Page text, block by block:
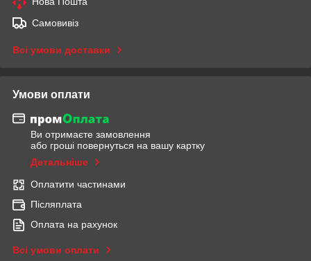
Самовивіз
Всі умови доставки
Умови оплати
Ви отримаєте замовлення
або гроші повернуться на вашу картку
Детальніше
Оплатити частинами
Післяплата
Оплата на рахунок
Всі умови оплати